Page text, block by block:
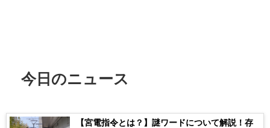
今日のニュース
【宮電指令とは？】謎ワードについて解説！存